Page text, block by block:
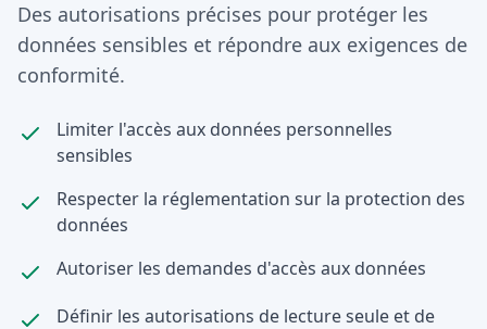
Des autorisations précises pour protéger les
données sensibles et répondre aux exigences de
conformité.
Limiter l'accès aux données personnelles
sensibles
Respecter la réglementation sur la protection des
données
Autoriser les demandes d'accès aux données
Définir les autorisations de lecture seule et de